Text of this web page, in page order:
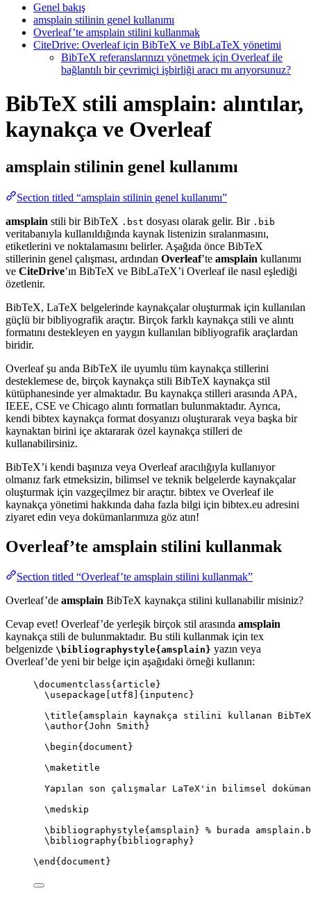
Genel bakış
amsplain stilinin genel kullanımı
Overleaf’te amsplain stilini kullanmak
CiteDrive: Overleaf için BibTeX ve BibLaTeX yönetimi
BibTeX referanslarınızı yönetmek için Overleaf ile
bağlantılı bir çevrimiçi işbirliği aracı mı arıyorsunuz?
BibTeX stili amsplain: alıntılar,
kaynakça ve Overleaf
amsplain stilinin genel kullanımı
Section titled “amsplain stilinin genel kullanımı”
amsplain stili bir BibTeX .bst dosyası olarak gelir. Bir .bib
veritabanıyla kullanıldığında kaynak listenizin sıralanmasını,
etiketlerini ve noktalamasını belirler. Aşağıda önce BibTeX
stillerinin genel çalışması, ardından Overleaf’te amsplain kullanımı
ve CiteDrive’ın BibTeX ve BibLaTeX’i Overleaf ile nasıl eşlediği
özetlenir.
BibTeX, LaTeX belgelerinde kaynakçalar oluşturmak için kullanılan
güçlü bir bibliyografik araçtır. Birçok farklı kaynakça stili ve alıntı
formatını destekleyen en yaygın kullanılan bibliyografik araçlardan
biridir.
Overleaf şu anda BibTeX ile uyumlu tüm kaynakça stillerini
desteklemese de, birçok kaynakça stili BibTeX kaynakça stil
kütüphanesinde yer almaktadır. Bu kaynakça stilleri arasında APA,
IEEE, CSE ve Chicago alıntı formatları bulunmaktadır. Ayrıca,
kendi bibtex kaynakça format dosyanızı oluşturarak veya başka bir
kaynaktan birini içe aktararak özel kaynakça stilleri de
kullanabilirsiniz.
BibTeX’i kendi başınıza veya Overleaf aracılığıyla kullanıyor
olmanız fark etmeksizin, bilimsel ve teknik belgelerde kaynakçalar
oluşturmak için vazgeçilmez bir araçtır. bibtex ve Overleaf ile
kaynakça yönetimi hakkında daha fazla bilgi için bibtex.eu adresini
ziyaret edin veya dokümanlarımıza göz atın!
Overleaf’te amsplain stilini kullanmak
Section titled “Overleaf’te amsplain stilini kullanmak”
Overleaf’de amsplain BibTeX kaynakça stilini kullanabilir misiniz?
Cevap evet! Overleaf’de yerleşik birçok stil arasında amsplain
kaynakça stili de bulunmaktadır. Bu stili kullanmak için tex
belgenizde \bibliographystyle{amsplain} yazın veya
Overleaf’de yeni bir belge için aşağıdaki örneği kullanın:
\documentclass{ article }
\usepackage
utf8 ]{ inputenc }
\title{amsplain kaynakça stilini kullanan
\author{John Smith}
\begin{ document }
\maketitle
Yapılan son çalışmalar LaTeX'in bilimsel
\medskip
\bibliographystyle{amsplain} % burada
\bibliography{bibliography}
\end { document }